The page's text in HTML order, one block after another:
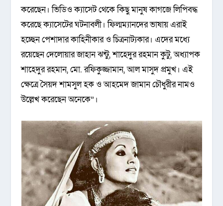
করেছেন। ভিডিও ক্যাসেট থেকে কিছু মানুষ কাগজে লিপিবদ্ধ
করেছে ক্যাসেটের ঘটনাবলী। ফিল্মম্যানদের ভাষায় এরাই
হচ্ছেন পেশাদার কাহিনীকার ও চিত্রনাট্যকার। এদের মধ্যে
রয়েছেন দেলোয়ার জাহান ঝন্টু, শাহেদুর রহমান কুটু, অধ্যাপক
শাহেদুর রহমান, মো. রফিকুজ্জামান, আল মাসুদ প্রমুখ। এই
ক্ষেত্রে সৈয়দ শামসুল হক ও আহমেদ জামান চৌধুরীর নামও
উল্লেখ করেছেন অনেকে”।